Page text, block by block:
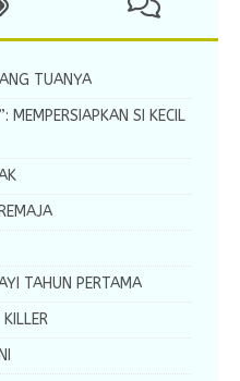
TUANYA
MEMPERSIAPKAN SI KECIL
TAHUN PERTAMA